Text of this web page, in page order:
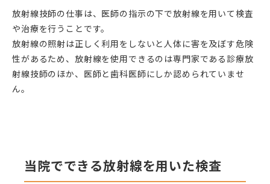
放射線技師の仕事は、医師の指示の下で放射線を用いて検査
や治療を行うことです。
放射線の照射は正しく利用をしないと人体に害を及ぼす危険
性があるため、放射線を使用できるのは専門家である診療放
射線技師のほか、医師と歯科医師にしか認められていませ
ん。
当院でできる放射線を用いた検査